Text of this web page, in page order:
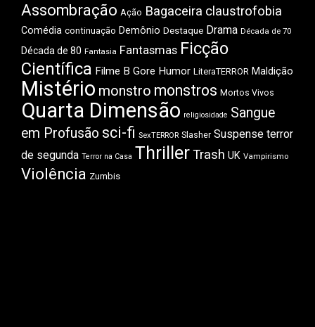
Assombração Ação Bagaceira claustrofobia
Comédia continuação Demônio Destaque Drama Década de 70
Década de 80 Fantasia Fantasmas Ficção
Científica Filme B Gore Humor LiteraTERROR Maldição
Mistério monstro monstros Mortos Vivos
Quarta Dimensão religiosidade Sangue
em Profusão sci-fi SexTERROR Slasher Suspense terror
de segunda Terror na Casa ThrillerTrash UK Vampirismo
Violência Zumbis